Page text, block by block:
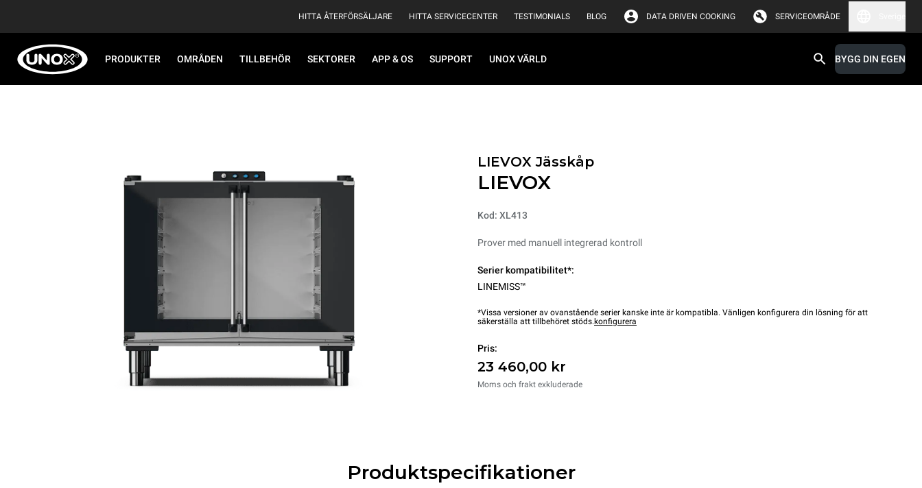
HITTA ÅTERFÖRSÄLJARE HITTA SERVICECENTER TESTIMONIALS BLOG DATA DRIVEN COOKING SERVICEOMRÅDE
PRODUKTER OMRÅDEN TILLBEHÖR SEKTORER APP & OS SUPPORT UNOX VÄRLD BYGG DIN EGEN
LIEVOX Jässkåp
LIEVOX
Kod: XL413
Prover med manuell integrerad kontroll
Serier kompatibilitet*:
LINEMISS™
*Vissa versioner av ovanstående serier kanske inte är kompatibla. Vänligen konfigurera din lösning för att
säkerställa att tillbehöret stöds. konfigurera
Pris:
23 460,00 kr
Moms och frakt exkluderade
Produktspecifikationer